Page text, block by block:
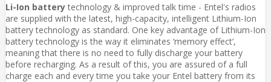
Li-Ion batterytechnology & improved talk time - Entel's radios
are supplied with the latest, high-capacity, intelligent Lithium-Ion
battery technology as standard. One key advantage of Lithium-Ion
battery technology is the way it eliminates ‘memory effect’,
meaning that there is no need to fully discharge your battery
before recharging. As a result of this, you are assured of a full
charge each and every time you take your Entel battery from its